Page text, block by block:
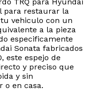
para restaurar la
vehiculo con un
a la pieza
especificamente
Sonata fabricados
este espejo de
y preciso que
y sin
o en casa.